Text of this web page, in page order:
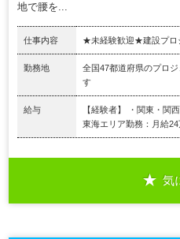
地で腰を...
仕事内容 ★未経験歓迎★建設プロ
勤務地
全国47都道府県のプロ
す
給与
【経験者】 ・関東・関
東海エリア勤務：月給
気